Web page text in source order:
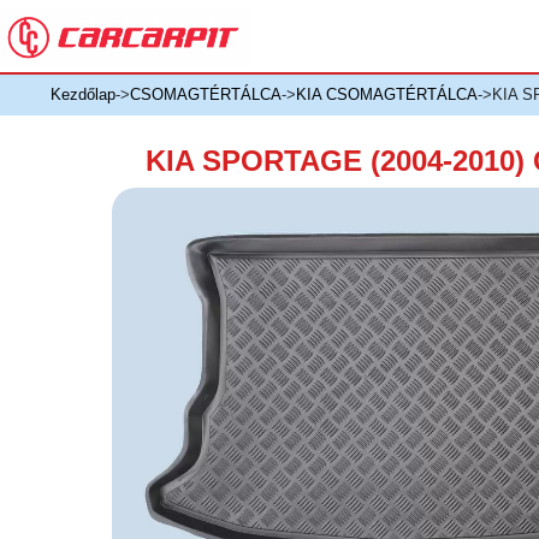
Kezdőlap->CSOMAGTÉRTÁLCA-> KIA CSOMAGTÉRTÁLCA->KIA
KIA SPORTAGE (2004-